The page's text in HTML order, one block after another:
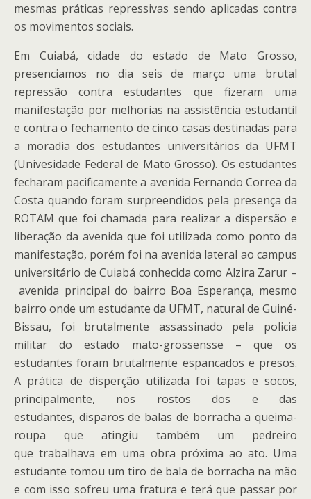
mesmas práticas repressivas sendo aplicadas contra
os movimentos sociais.
Em Cuiabá, cidade do estado de Mato Grosso,
presenciamos no dia seis de março uma brutal
repressão contra estudantes que fizeram uma
manifestação por melhorias na assistência estudantil
e contra o fechamento de cinco casas destinadas para
a moradia dos estudantes universitários da UFMT
(Univesidade Federal de Mato Grosso). Os estudantes
fecharam pacificamente a avenida Fernando Correa da
Costa quando foram surpreendidos pela presença da
ROTAM que foi chamada para realizar a dispersão e
liberação da avenida que foi utilizada como ponto da
manifestação, porém foi na avenida lateral ao campus
universitário de Cuiabá conhecida como Alzira Zarur –
avenida principal do bairro Boa Esperança, mesmo
bairro onde um estudante da UFMT, natural de Guiné-
Bissau, foi brutalmente assassinado pela policia
militar do estado mato-grossensse – que os
estudantes foram brutalmente espancados e presos.
A prática de disperção utilizada foi tapas e socos,
principalmente, nos rostos dos e das
estudantes, disparos de balas de borracha a queima-
roupa que atingiu também um pedreiro
que trabalhava em uma obra próxima ao ato. Uma
estudante tomou um tiro de bala de borracha na mão
e com isso sofreu uma fratura e terá que passar por